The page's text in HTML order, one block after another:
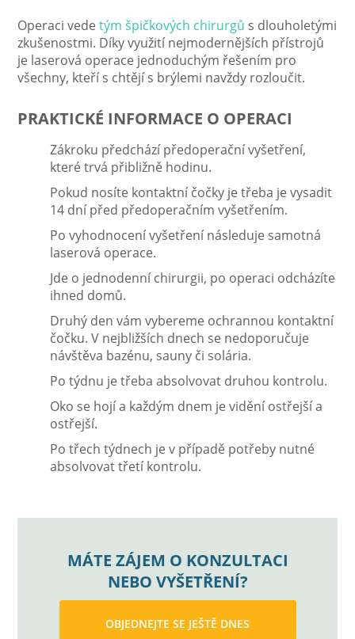
Operaci vedetým špičkových chirurgů s dlouholetými
zkušenostmi. Díky využití nejmodernějších přístrojů
je laserová operace jednoduchým řešením pro
všechny, kteří s chtějí s brýlemi navždy rozloučit.
PRAKTICKÉ INFORMACE O OPERACI
Zákroku předchází předoperační vyšetření,
které trvá přibližně hodinu.
Pokud nosíte kontaktní čočky je třeba je vysadit
14 dní před předoperačním vyšetřením.
Po vyhodnocení vyšetření následuje samotná
laserová operace.
Jde o jednodenní chirurgii, po operaci odcházíte
ihned domů.
Druhý den vám vybereme ochrannou kontaktní
čočku. V nejbližších dnech se nedoporučuje
návštěva bazénu, sauny či solária.
Po týdnu je třeba absolvovat druhou kontrolu.
Oko se hojí a každým dnem je vidění ostřejší a
ostřejší.
Po třech týdnech je v případě potřeby nutné
absolvovat třetí kontrolu.
MÁTE ZÁJEM O KONZULTACI
NEBO VYŠETŘENÍ?
OBJEDNEJTE SE JEŠTĚ DNES